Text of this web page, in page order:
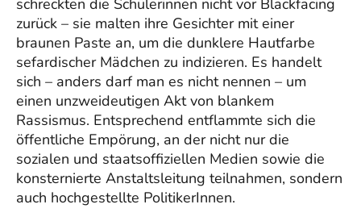
schreckten die Schülerinnen nicht vor Blackfacing
zurück – sie malten ihre Gesichter mit einer
braunen Paste an, um die dunklere Hautfarbe
sefardischer Mädchen zu indizieren. Es handelt
sich – anders darf man es nicht nennen – um
einen unzweideutigen Akt von blankem
Rassismus. Entsprechend entflammte sich die
öffentliche Empörung, an der nicht nur die
sozialen und staatsoffiziellen Medien sowie die
konsternierte Anstaltsleitung teilnahmen, sondern
auch hochgestellte PolitikerInnen.